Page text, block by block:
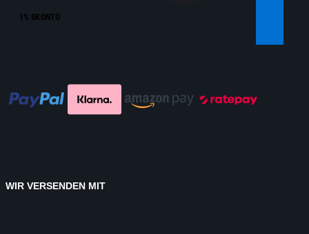
1% SKONTO
WIR VERSENDEN MIT